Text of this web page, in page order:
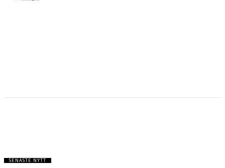
SENASTE NYTT